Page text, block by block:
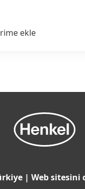
ekle
| Web sitesini